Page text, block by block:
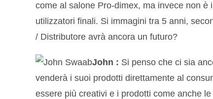
come al salone Pro-dimex, ma invece non
utilizzatori finali. Si immagini tra 5 anni,
/ Distributore avrà ancora un futuro?
John : Si penso che ci sia
venderà i suoi prodotti direttamente al
essere più creativi e i prodotti come anche